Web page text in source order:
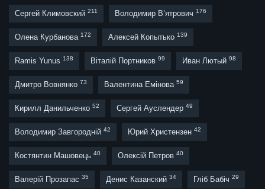
Сергей Климовский 211 Володимир В’ятрович 176
Олена Курбанова 172 Алексей Копытько 139
Ramis Yunus 138 Віталій Портников 99 Иван Лютый 98
Дмитро Вовнянко 73 Валентина Емінова 59
Кирилл Данильченко 52 Сергей Ауслендер 49
Володимир Завгородній 42 Юрий Христензен 42
Костянтин Машовець 40 Олексій Петров 40
Валерій Прозапас 35 Денис Казанский 34 Гліб Бабіч 29